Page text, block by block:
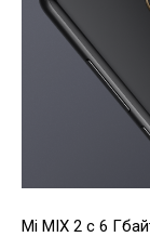
Mi MIX 2 с 6